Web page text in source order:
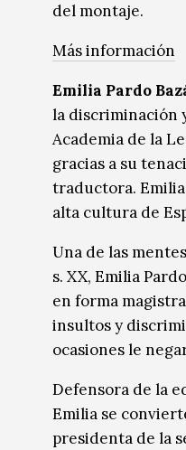
del montaje.
Más información
Emilia Pardo
la discriminación
Academia de la
gracias a su
traductora.
alta cultura de
Una de las
s. XX, Emilia
en forma
insultos y
ocasiones le
Defensora de la
Emilia se
presidenta de la